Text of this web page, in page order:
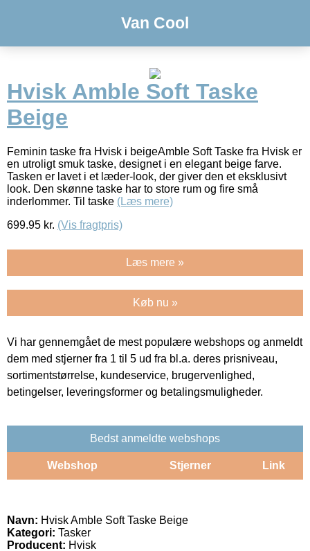
Van Cool
Hvisk Amble Soft Taske
Beige
Feminin taske fra Hvisk i beigeAmble Soft Taske fra Hvisk er
en utroligt smuk taske, designet i en elegant beige farve.
Tasken er lavet i et læder-look, der giver den et eksklusivt
look. Den skønne taske har to store rum og fire små
inderlommer. Til taske (Læs mere)
699.95 kr. (Vis fragtpris)
Læs mere »
Køb nu »
Vi har gennemgået de mest populære webshops og anmeldt
dem med stjerner fra 1 til 5 ud fra bl.a. deres prisniveau,
sortimentstørrelse, kundeservice, brugervenlighed,
betingelser, leveringsformer og betalingsmuligheder.
Bedst anmeldte webshops
Webshop Stjerner Link
Navn: Hvisk Amble Soft Taske Beige
Kategori: Tasker
Producent: Hvisk